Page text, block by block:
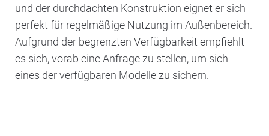
und der durchdachten Konstruktion eignet er sich
perfekt für regelmäßige Nutzung im Außenbereich.
Aufgrund der begrenzten Verfügbarkeit empfiehlt
es sich, vorab eine Anfrage zu stellen, um sich
eines der verfügbaren Modelle zu sichern.